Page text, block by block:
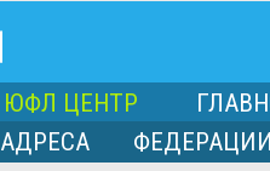
ЮФЛ ЦЕНТР
АДРЕСА ФЕДЕРАЦИИ